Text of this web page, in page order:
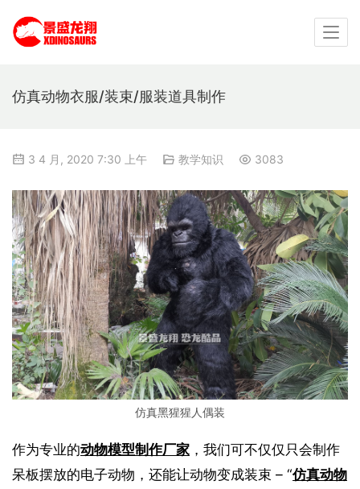
仿真动物衣服/装束/服装道具制作
3 4 月, 2020 7:30 上午 教学知识 3083
仿真黑猩猩人偶装
作为专业的动物模型制作厂家 ，我们可不仅仅只会制作
呆板摆放的电子动物，还能让动物变成装束 – “仿真动物